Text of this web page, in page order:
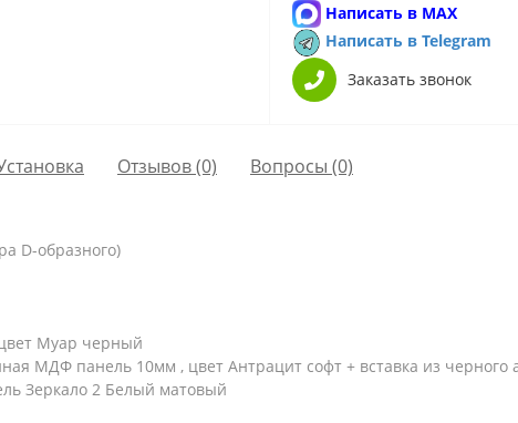
Написать в MAX
Написать в Telegram
Заказать звонок
Отзывов (0) Вопросы (0)
D-образного)
Муар черный
МДФ панель 10мм , цвет Антрацит софт + вставка из черного
Зеркало 2 Белый матовый